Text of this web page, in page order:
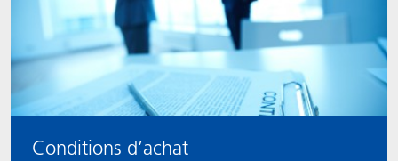
Conditions d’achat